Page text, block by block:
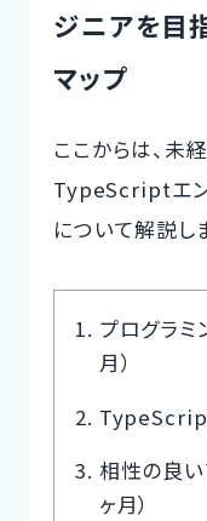
ジニアを目
マップ
ここからは、 未
TypeScriptエン
について解説し
プログラミ
月）
TypeScript
相性の良
ヶ月）